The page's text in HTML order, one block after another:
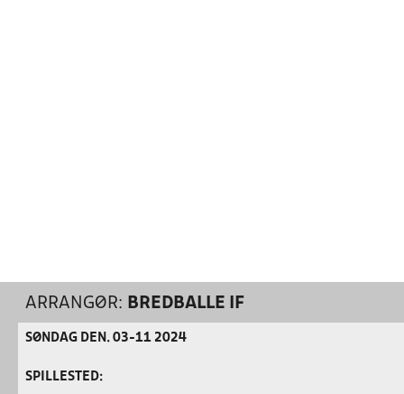
ARRANGØR: BREDBALLE IF
SØNDAG DEN. 03-11 2024
SPILLESTED: